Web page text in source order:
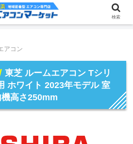
アコン
東芝 ルームエアコン Tシリ
ホワイト 2023年モデル 室
機高さ250mm
検索